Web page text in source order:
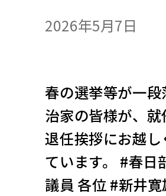
2026年5月7日
春の選挙等が一
治家の皆様が、就
退任挨拶にお越し
ています。 #春日
議員 各位 #新井